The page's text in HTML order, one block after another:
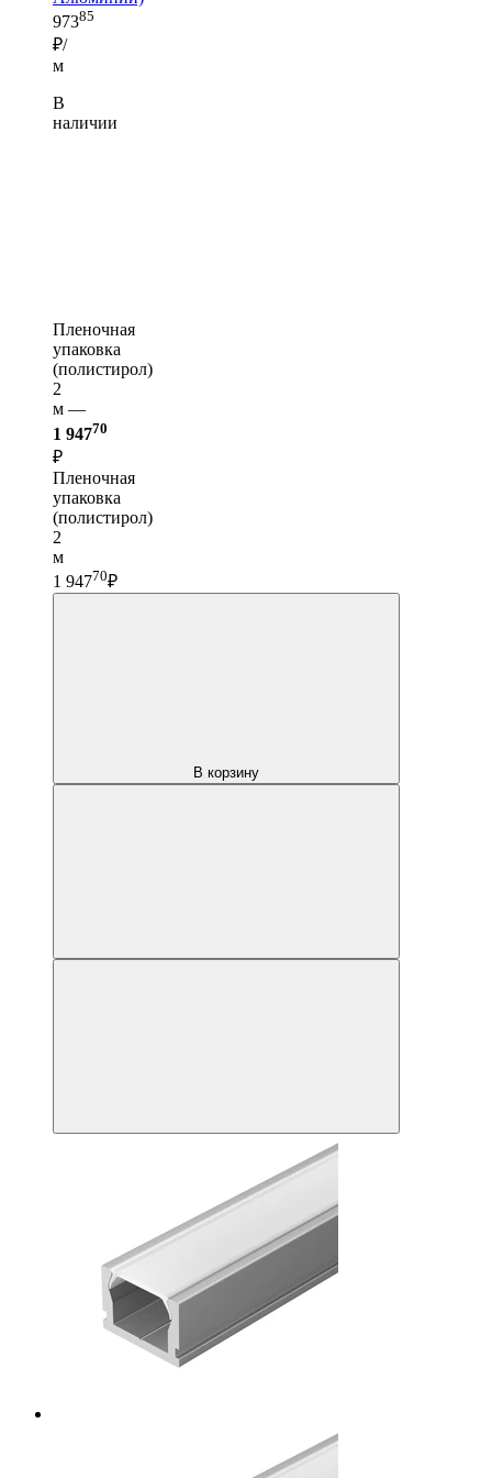
97385
₽/
м
В
наличии
Пленочная
упаковка
(полистирол)
2
м —
1 94770
₽
Пленочная
упаковка
(полистирол)
2
м
1 94770₽
В корзину